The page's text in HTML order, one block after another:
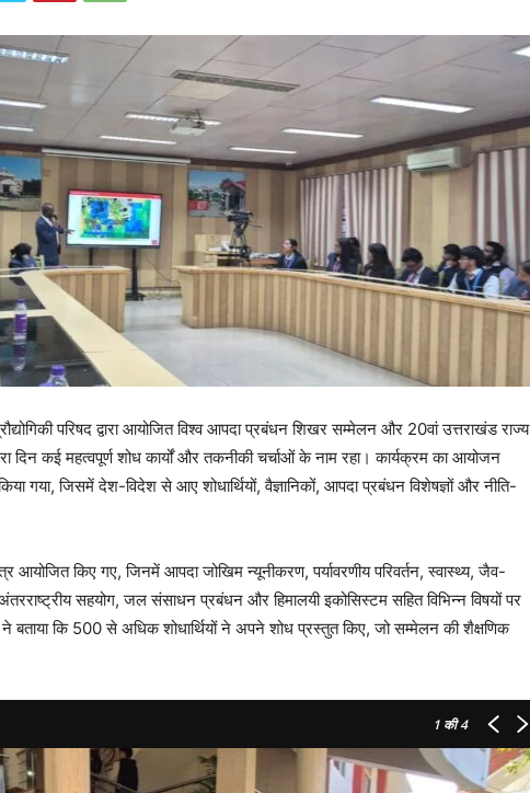
परिषद द्वारा आयोजित विश्व आपदा प्रबंधन शिखर सम्मेलन और 20वां उत्तराखंड राज्य
दिन कई महत्वपूर्ण शोध कार्यों और तकनीकी चर्चाओं के नाम रहा। कार्यक्रम का आयोजन
गया, जिसमें देश-विदेश से आए शोधार्थियों, वैज्ञानिकों, आपदा प्रबंधन विशेषज्ञों और नीति-
किए गए, जिनमें आपदा जोखिम न्यूनीकरण, पर्यावरणीय परिवर्तन, स्वास्थ्य, जैव-
अंतरराष्ट्रीय सहयोग, जल संसाधन प्रबंधन और हिमालयी इकोसिस्टम सहित विभिन्न विषयों पर
कि 500 से अधिक शोधार्थियों ने अपने शोध प्रस्तुत किए, जो सम्मेलन की शैक्षणिक
1 की 4